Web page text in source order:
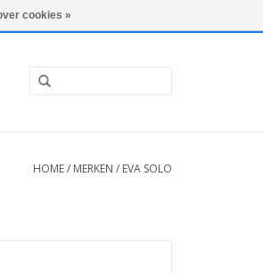
Mijn account / Registreren
HOME/ MERKEN / EVA SOLO
cookies »